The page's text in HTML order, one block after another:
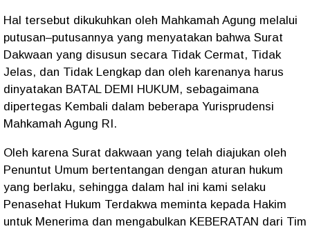
Hal tersebut dikukuhkan oleh Mahkamah Agung melalui
putusan–putusannya yang menyatakan bahwa Surat
Dakwaan yang disusun secara Tidak Cermat, Tidak
Jelas, dan Tidak Lengkap dan oleh karenanya harus
dinyatakan BATAL DEMI HUKUM, sebagaimana
dipertegas Kembali dalam beberapa Yurisprudensi
Mahkamah Agung RI.
Oleh karena Surat dakwaan yang telah diajukan oleh
Penuntut Umum bertentangan dengan aturan hukum
yang berlaku, sehingga dalam hal ini kami selaku
Penasehat Hukum Terdakwa meminta kepada Hakim
untuk Menerima dan mengabulkan KEBERATAN dari Tim